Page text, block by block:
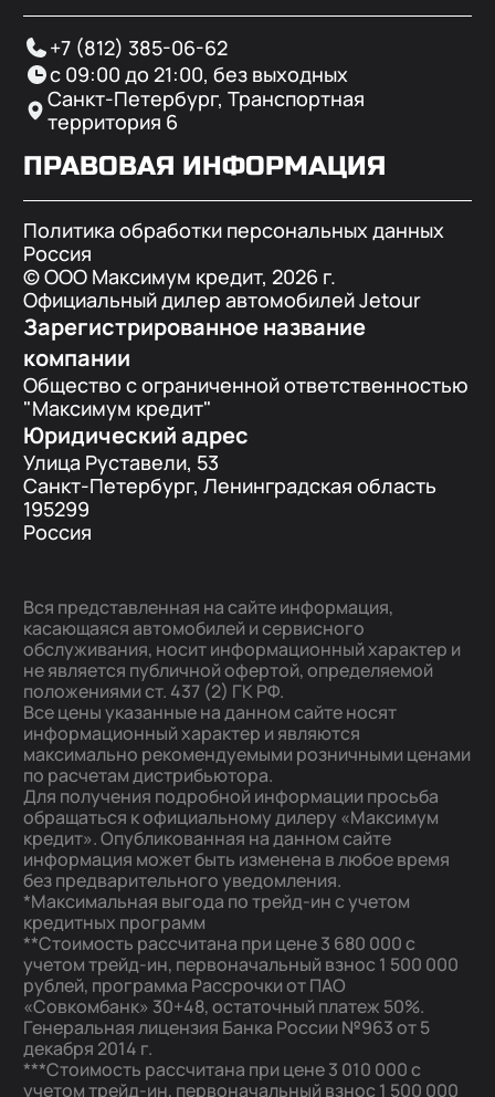
+7 (812) 385-06-62
с 09:00 до 21:00, без выходных
Санкт-Петербург, Транспортная
территория 6
ПРАВОВАЯ ИНФОРМАЦИЯ
Политика обработки персональных данных
Россия
© ООО Максимум кредит, 2026 г.
Официальный дилер автомобилей Jetour
Зарегистрированное название
компании
Общество с ограниченной ответственностью
"Максимум кредит"
Юридический адрес
Улица Руставели, 53
Санкт-Петербург, Ленинградская область
195299
Россия
Вся представленная на сайте информация,
касающаяся автомобилей и сервисного
обслуживания, носит информационный характер и
не является публичной офертой, определяемой
положениями ст. 437 (2) ГК РФ.
Все цены указанные на данном сайте носят
информационный характер и являются
максимально рекомендуемыми розничными ценами
по расчетам дистрибьютора.
Для получения подробной информации просьба
обращаться к официальному дилеру «Максимум
кредит». Опубликованная на данном сайте
информация может быть изменена в любое время
без предварительного уведомления.
*Максимальная выгода по трейд-ин с учетом
кредитных программ
**Стоимость рассчитана при цене 3 680 000 с
учетом трейд-ин, первоначальный взнос 1 500 000
рублей, программа Рассрочки от ПАО
«Совкомбанк» 30+48, остаточный платеж 50%.
Генеральная лицензия Банка России №963 от 5
декабря 2014 г.
***Стоимость рассчитана при цене 3 010 000 с
учетом трейд-ин, первоначальный взнос 1 500 000